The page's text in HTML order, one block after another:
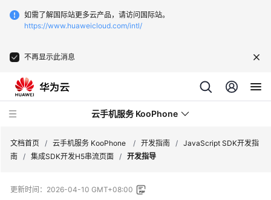
如需了解国际站更多云产品，请访问国际站。
https://www.huaweicloud.com/intl/
不再显示此消息
云手机服务 KooPhone
新
文档首页 / 云手机服务 KooPhone / 开发指南 / JavaScript SDK开发指
南 / 集成SDK开发H5串流页面 / 开发指导
更新时间： 2026-04-10 GMT+08:00